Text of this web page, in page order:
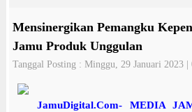
Mensinergikan Pemangku
Jamu Produk Unggulan
Tanggal Posting : Minggu, 29 Januari 2023 |
JamuDigital.Com- MEDIA